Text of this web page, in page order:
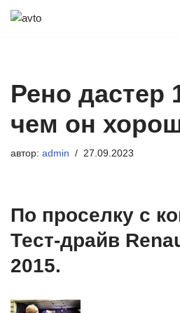
Рено дастер
чем он
автор: admin 27.09.2023
По проселку с
Тест-драйв
2015.